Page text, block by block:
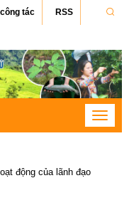
tác RSS
Toggle
động của lãnh đạo